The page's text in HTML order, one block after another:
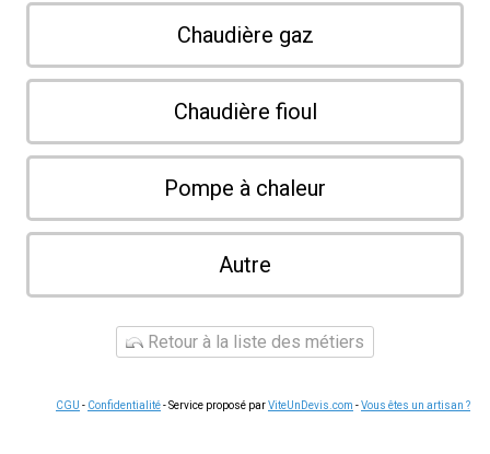
Chaudière gaz
Chaudière fioul
Pompe à chaleur
Autre
Retour à la liste des métiers
CGU - Confidentialité- Service proposé parViteUnDevis.com -Vous êtes un artisan ?